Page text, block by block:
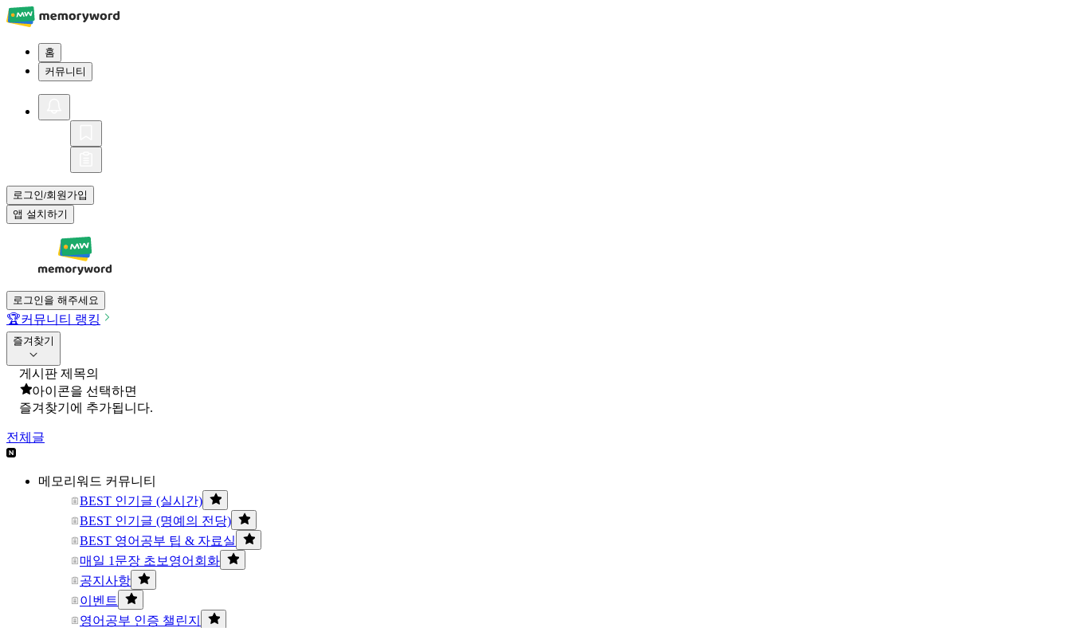
홈
커뮤니티
로그인/회원가입
앱 설치하기
로그인을 해주세요
🏆커뮤니티 랭킹
즐겨찾기
게시판 제목의
아이콘을 선택하면
즐겨찾기에 추가됩니다.
전체글
메모리워드 커뮤니티
BEST 인기글 (실시간)
BEST 인기글 (명예의 전당)
BEST 영어공부 팁 & 자료실
매일 1문장 초보영어회화
공지사항
이벤트
영어공부 인증 챌린지